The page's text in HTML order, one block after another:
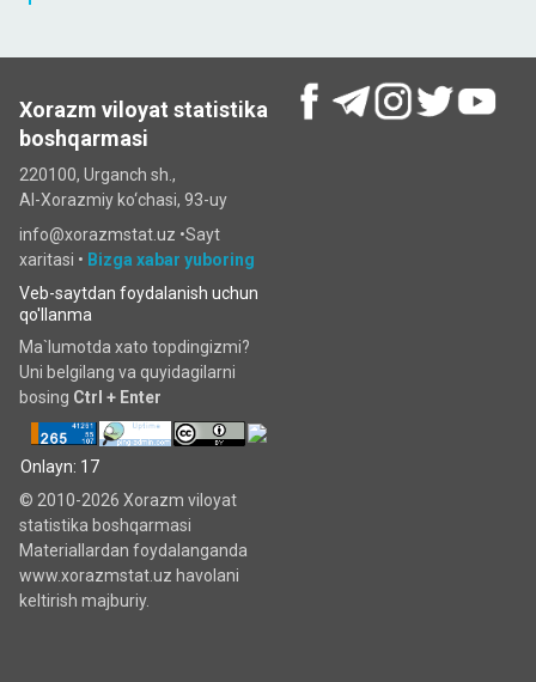
Xorazm viloyat statistika
boshqarmasi
220100, Urganch sh.,
Al-Xorazmiy ko‘chаsi, 93-uy
info@xorazmstat.uz •Sayt
xaritasi • Bizga xabar yuboring
Veb-saytdan foydalanish uchun
qo'llanma
Ma`lumotda xato topdingizmi?
Uni belgilang va quyidagilarni
bosing Ctrl + Enter
Onlayn: 17
© 2010-2026 Xorazm viloyat
statistika boshqarmasi
Materiallardan foydalanganda
www.xorazmstat.uz havolani
keltirish majburiy.